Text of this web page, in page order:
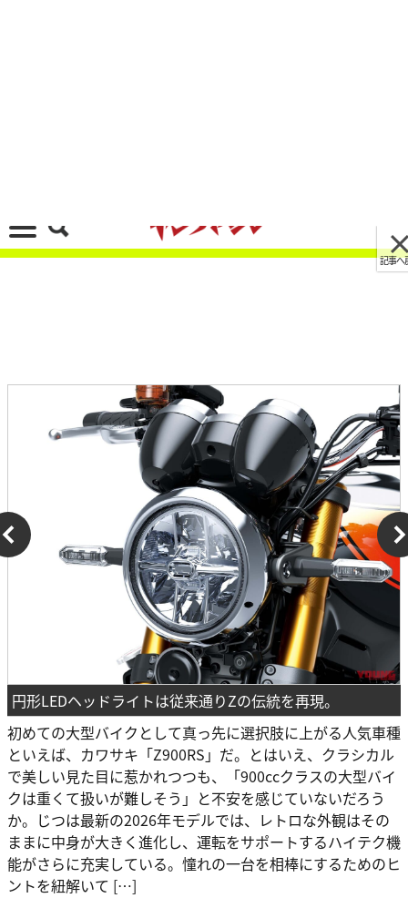
円形LEDヘッドライトは従来通りZの伝統を再現。
初めての大型バイクとして真っ先に選択肢に上がる人気車種
といえば、カワサキ「Z900RS」だ。とはいえ、クラシカル
で美しい見た目に惹かれつつも、「900ccクラスの大型バイ
クは重くて扱いが難しそう」と不安を感じていないだろう
か。じつは最新の2026年モデルでは、レトロな外観はその
ままに中身が大きく進化し、運転をサポートするハイテク機
能がさらに充実している。憧れの一台を相棒にするためのヒ
ントを紐解いて […]